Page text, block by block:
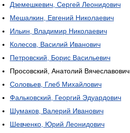
Дземешкевич, Сергей Леонидович
Мешалкин, Евгений Николаевич
Ильин, Владимир Николаевич
Колесов, Василий Иванович
Петровский, Борис Васильевич
Просовский, Анатолий Вячеславович
Соловьев, Глеб Михайлович
Фальковский, Георгий Эдуардович
Шумаков, Валерий Иванович
Шевченко, Юрий Леонидович